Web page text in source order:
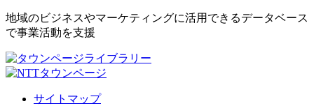
地域のビジネスやマーケティングに活用できるデータベース
で事業活動を支援
サイトマップ